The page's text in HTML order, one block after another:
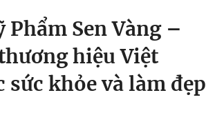
Phẩm Sen Vàng –
hiệu Việt
khỏe và làm đẹp